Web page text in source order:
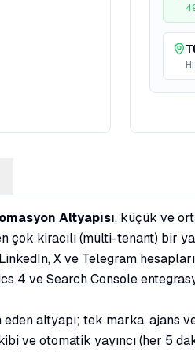
Altyapısı, küçük ve
kiracılı (multi-tenant) bir
X ve Telegram
4 ve Search Console
altyapı; tek marka,
ve otomatik yayıncı (her 5